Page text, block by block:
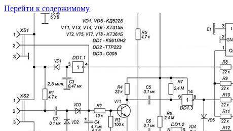
Перейти к содержимому